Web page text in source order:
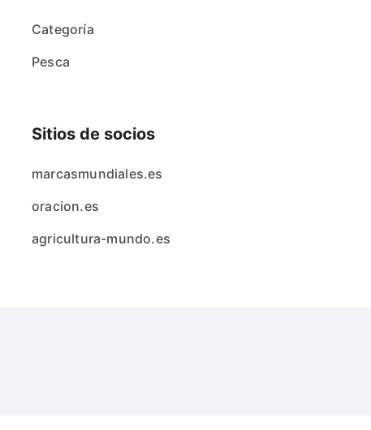
Categoría
Pesca
Sitios de socios
marcasmundiales.es
oracion.es
agricultura-mundo.es